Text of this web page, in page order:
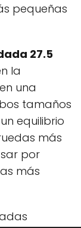
pequeñas
27.5
la
una
tamaños
equilibrio
más
por
más